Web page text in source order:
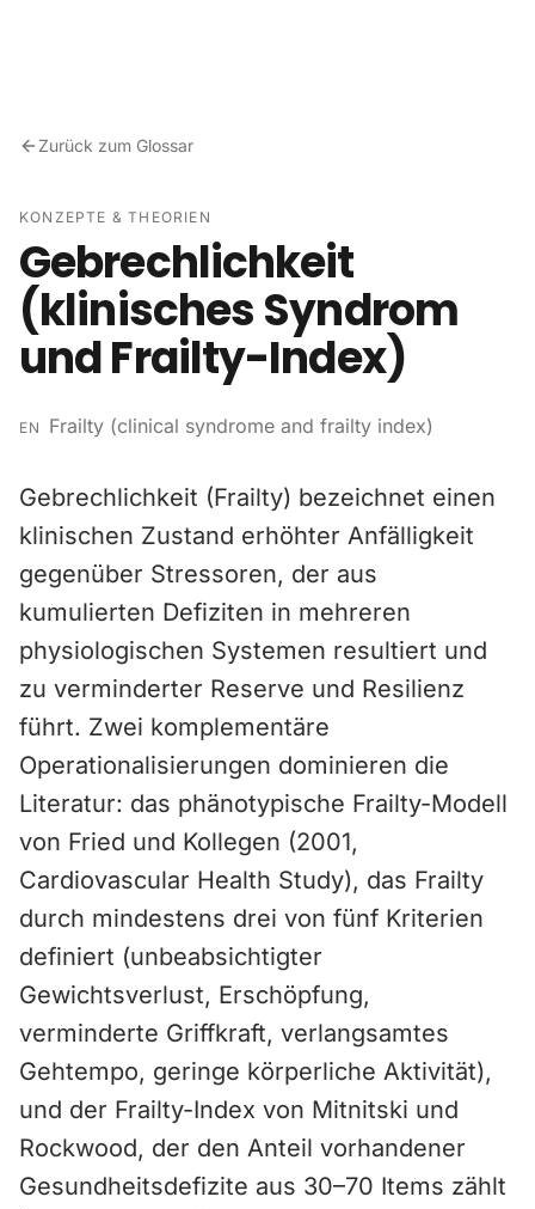
Zurück zum Glossar
KONZEPTE & THEORIEN
Gebrechlichkeit
(klinisches Syndrom
und Frailty-Index)
EN Frailty (clinical syndrome and frailty index)
Gebrechlichkeit (Frailty) bezeichnet einen
klinischen Zustand erhöhter Anfälligkeit
gegenüber Stressoren, der aus
kumulierten Defiziten in mehreren
physiologischen Systemen resultiert und
zu verminderter Reserve und Resilienz
führt. Zwei komplementäre
Operationalisierungen dominieren die
Literatur: das phänotypische Frailty-Modell
von Fried und Kollegen (2001,
Cardiovascular Health Study), das Frailty
durch mindestens drei von fünf Kriterien
definiert (unbeabsichtigter
Gewichtsverlust, Erschöpfung,
verminderte Griffkraft, verlangsamtes
Gehtempo, geringe körperliche Aktivität),
und der Frailty-Index von Mitnitski und
Rockwood, der den Anteil vorhandener
Gesundheitsdefizite aus 30–70 Items zählt